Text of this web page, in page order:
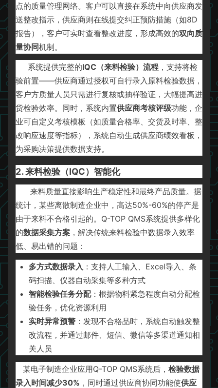
点的质量管理网络。客户可以直接在系统中向供应商发
送整改指示，供应商则在线提交纠正预防措施（如8D
报告），客户可实时查看整改进度，形成高效的双向质
量协同机制。
系统提供完整的IQC（来料检验）流程 ，支持将检
验前置——供应商通过授权可自行录入原料检验数据，
客户方质量人员只需进行复核或抽样验证，大幅提高进
货检验效率。同时，系统内置供应商考核评级功能，企
业可自定义考核模板（如质量合格率、交货及时率、整
改响应速度等指标），系统自动生成供应商绩效看板，
为采购决策提供数据支持。
2. 来料检验（IQC）智能化
来料质量直接影响生产稳定性和最终产品质量。据
统计，某些离散制造企业中，高达50%-60%的停产是
由于来料不合格引起的。Q-TOP QMS系统提供多样化
的数据采集方案 ，解决传统来料检验中数据录入效率
低、易出错的问题：
多方式数据录入 ：支持人工输入、Excel导入、条
码扫描、仪器自动采集等多种方式
智能检验任务分配：根据物料紧急程度自动分配检
验任务，优化资源利用
实时异常预警 ：发现不合格品时，系统自动触发整
改流程，并通过邮件、短信、微信等多渠道通知相
关人员
某电子制造企业应用Q-TOP QMS系统后， 检验数据
录入时间减少30% ，同时通过供应商协同功能使供应